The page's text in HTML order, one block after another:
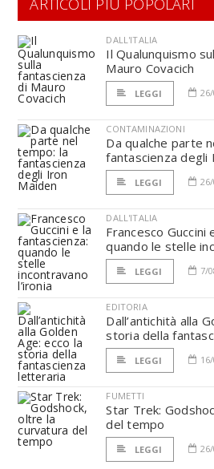
ARTICOLI PIÙ POPOLARI
DALL'ITALIA
Il Qualunquismo
Mauro Covacich
LEGGI
CONTAMINAZIONI
Da qualche parte
fantascienza degli
LEGGI
DALL'ITALIA
Francesco Guccini
quando le stelle
LEGGI 7/
EDITORIA
Dall’antichità alla
storia della
LEGGI
FUMETTI
Star Trek:
del tempo
LEGGI